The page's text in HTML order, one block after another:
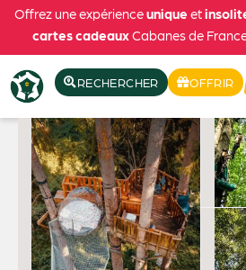
Offrez une expérienceunique et
cartes cadeauxCabanes de
RECHERCHER OFFRIR